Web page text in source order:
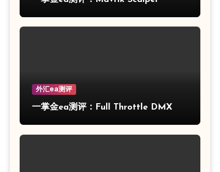
外汇ea测评
一掌金ea测评：Full Throttle DMX